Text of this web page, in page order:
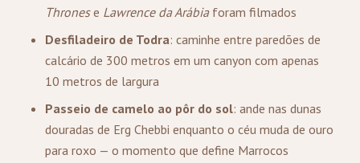
Thronese Lawrence da Arábiaforam filmados
Desfiladeiro de Todra: caminhe entre paredões de
calcário de 300 metros em um canyon com apenas
10 metros de largura
Passeio de camelo ao pôr do sol: ande nas dunas
douradas de Erg Chebbi enquanto o céu muda de ouro
para roxo — o momento que define Marrocos